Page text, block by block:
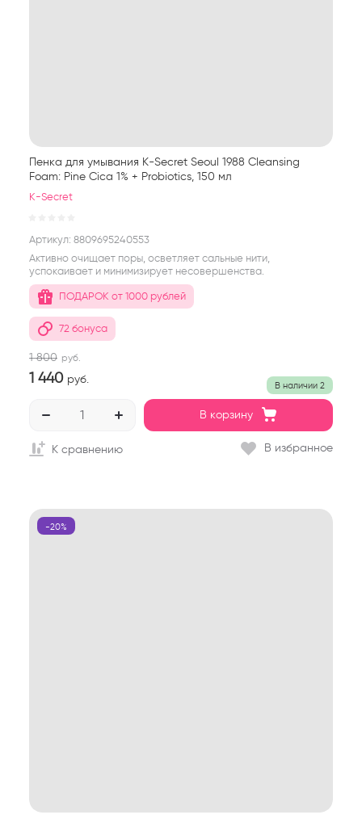
Пенка для умывания K-Secret Seoul 1988 Cleansing
Foam: Pine Cica 1% + Probiotics, 150 мл
K-Secret
Артикул: 8809695240553
Активно очищает поры, осветляет сальные нити,
успокаивает и минимизирует несовершенства.
ПОДАРОК от 1000 рублей
72 бонуса
В наличии 2
1 800 руб.
1 440 руб.
В корзину
К сравнению В избранное
-20%